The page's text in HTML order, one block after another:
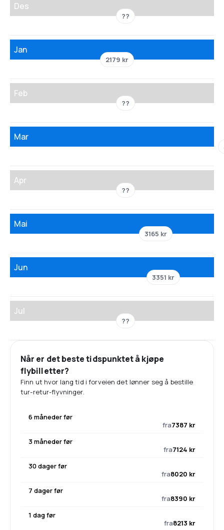
Des
??
Jan
2179 kr
Feb
??
Mar
Apr
??
Mai
3165 kr
Jun
3351 kr
Jul
??
Når er det beste tidspunktet å kjøpe
flybilletter?
Finn ut hvor lang tid i forveien det lønner seg å bestille
tur-retur-flyvninger.
6 måneder før
fra7387 kr
3 måneder før
fra7124 kr
30 dager før
fra8020 kr
7 dager før
fra8390 kr
1 dag før
fra8213 kr